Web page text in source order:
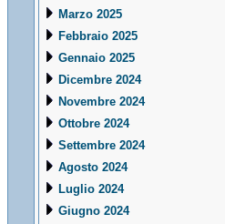
Marzo 2025
Febbraio 2025
Gennaio 2025
Dicembre 2024
Novembre 2024
Ottobre 2024
Settembre 2024
Agosto 2024
Luglio 2024
Giugno 2024